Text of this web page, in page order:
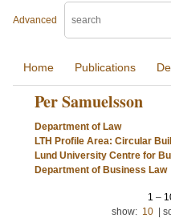
Advanced
Home Publications
Per Samuelsson
Department of Law
LTH Profile Area: Circular
Lund University Centre for
Department of Business Law
1 –
show: 10